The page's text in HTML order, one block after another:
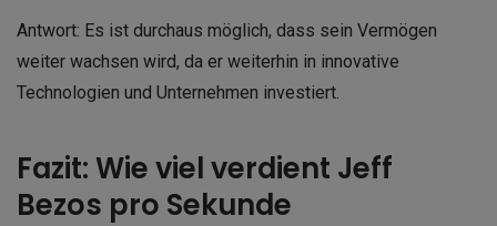
Antwort: Es ist durchaus möglich, dass sein Vermögen
weiter wachsen wird, da er weiterhin in innovative
Technologien und Unternehmen investiert.
Fazit: Wie viel verdient Jeff
Bezos pro Sekunde